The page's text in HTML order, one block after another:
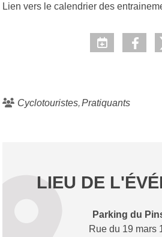
Lien vers le calendrier des
Cyclotouristes Pratiquants
LIEU DE
Parking du
Rue du 19 mars